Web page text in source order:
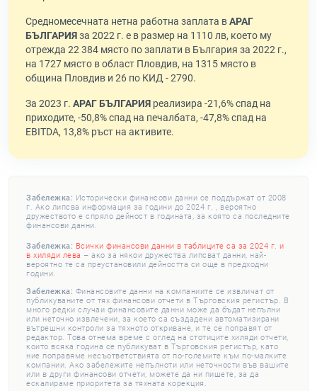
Средномесечната нетна работна заплата вАРАГ
БЪЛГАРИЯза 2022 г. е в размер на 1110 лв, което му
отрежда 22 384 място по заплати в България за 2022 г.,
на 1727 място в област Пловдив, на 1315 място в
община Пловдив и 26 по КИД - 2790.
За 2023 г. АРАГ БЪЛГАРИЯ реализира -21,6% спад на
приходите, -50,8% спад на печалбата, -47,8% спад на
EBITDA, 13,8% ръст на активите.
Забележка: Исторически финансови данни се поддържат от 2008
г. Ако липсва информация за години до 2024 г. , вероятно
дружеството е спряло дейност в годината, за която са последните
финансови данни.
Забележка: Всички финансови данни в таблиците са за 2024 г. и
в хиляди лева – ако за някои дружества липсват данни, най-
вероятно те са преустановили дейността си още в предходни
години.
Забележка: Финансовите данни на компаниите се извличат от
публикуваните от тях финансови отчети в Търговския регистър. В
много редки случаи финансовите данни може да бъдат непълни
или неточно извлечени, за което са създадени автоматизирани
вътрешни контроли за тяхното откриване, и те се поправят от
редактор. Това отнема време с оглед на стотиците хиляди отчети,
които всяка година се публикуват в Търговския регистър, като
ние поправяме несъответствията от по-големите към по-малките
компании. Ако забележите непълноти или неточности във вашите
или в други финансови отчети, можете да ни пишете, за да
ескалираме приоритета за тяхната корекция.